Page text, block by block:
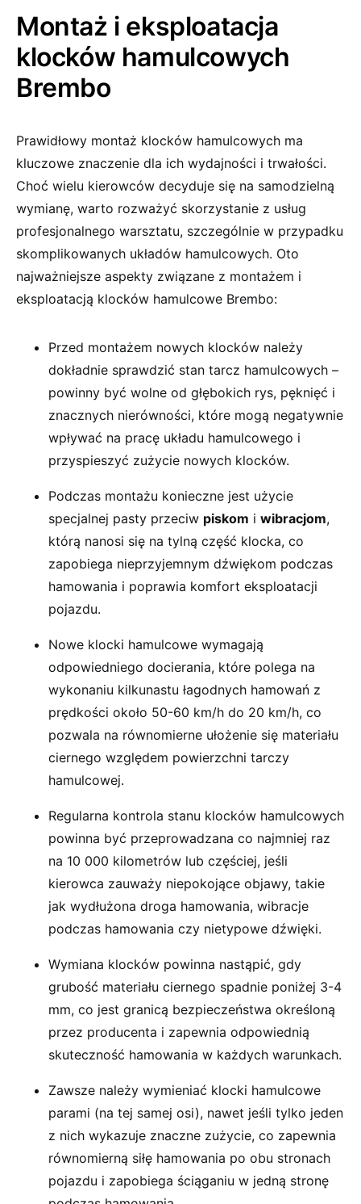
Montaż i eksploatacja
klocków hamulcowych
Brembo
Prawidłowy montaż klocków hamulcowych ma
kluczowe znaczenie dla ich wydajności i trwałości.
Choć wielu kierowców decyduje się na samodzielną
wymianę, warto rozważyć skorzystanie z usług
profesjonalnego warsztatu, szczególnie w przypadku
skomplikowanych układów hamulcowych. Oto
najważniejsze aspekty związane z montażem i
eksploatacją klocków hamulcowe Brembo:
Przed montażem nowych klocków należy
dokładnie sprawdzić stan tarcz hamulcowych –
powinny być wolne od głębokich rys, pęknięć i
znacznych nierówności, które mogą negatywnie
wpływać na pracę układu hamulcowego i
przyspieszyć zużycie nowych klocków.
Podczas montażu konieczne jest użycie
specjalnej pasty przeciw piskom i wibracjom,
którą nanosi się na tylną część klocka, co
zapobiega nieprzyjemnym dźwiękom podczas
hamowania i poprawia komfort eksploatacji
pojazdu.
Nowe klocki hamulcowe wymagają
odpowiedniego docierania, które polega na
wykonaniu kilkunastu łagodnych hamowań z
prędkości około 50-60 km/h do 20 km/h, co
pozwala na równomierne ułożenie się materiału
ciernego względem powierzchni tarczy
hamulcowej.
Regularna kontrola stanu klocków hamulcowych
powinna być przeprowadzana co najmniej raz
na 10 000 kilometrów lub częściej, jeśli
kierowca zauważy niepokojące objawy, takie
jak wydłużona droga hamowania, wibracje
podczas hamowania czy nietypowe dźwięki.
Wymiana klocków powinna nastąpić, gdy
grubość materiału ciernego spadnie poniżej 3-4
mm, co jest granicą bezpieczeństwa określoną
przez producenta i zapewnia odpowiednią
skuteczność hamowania w każdych warunkach.
Zawsze należy wymieniać klocki hamulcowe
parami (na tej samej osi), nawet jeśli tylko jeden
z nich wykazuje znaczne zużycie, co zapewnia
równomierną siłę hamowania po obu stronach
pojazdu i zapobiega ściąganiu w jedną stronę